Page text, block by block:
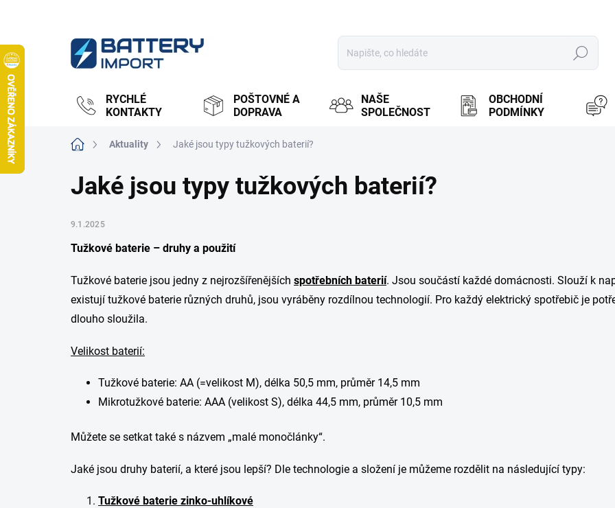
Hledat
RYCHLÉ
KONTAKTY
POŠTOVNÉ A
DOPRAVA
NAŠE
SPOLEČNOST
OBCHODNÍ
PODMÍNKY
Domů Aktuality Jaké jsou typy tužkových baterií?
Jaké jsou typy tužkových baterií?
9.1.2025
Tužkové baterie – druhy a použití
Tužkové baterie jsou jedny z nejrozšířenějších spotřebních baterií. Jsou součástí každé domácnosti. Slouží k
existují tužkové baterie různých druhů, jsou vyráběny rozdílnou technologií. Pro každý elektrický spotřebič je
dlouho sloužila.
Velikost baterií:
Tužkové baterie: AA (=velikost M), délka 50,5 mm, průměr 14,5 mm
Mikrotužkové baterie: AAA (velikost S), délka 44,5 mm, průměr 10,5 mm
Můžete se setkat také s názvem „malé monočlánky“.
Jaké jsou druhy baterií, a které jsou lepší? Dle technologie a složení je můžeme rozdělit na následující typy:
Tužkové baterie zinko-uhlíkové